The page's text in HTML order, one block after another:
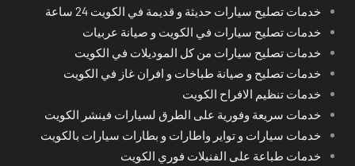
خدمات تصليح سيارات حديثة و قديمة في الكويت 24 ساعة
خدمات تصليح سيارات في الكويت و صيانة عربيات
خدمات تصليح سيارات من كل الموديلات في الكويت
خدمات تصليح و صيانة طباخات و افران غاز في الكويت
خدمات تنظيم الافراح الكويت
خدمات سريعة وفورية على الطرق لسيارات فينشر الكويت
خدمات سيارات و تواير واطارات و بطارات سيارات بالكويت
خدمات طباعة على الفنيلات فوري الكويت